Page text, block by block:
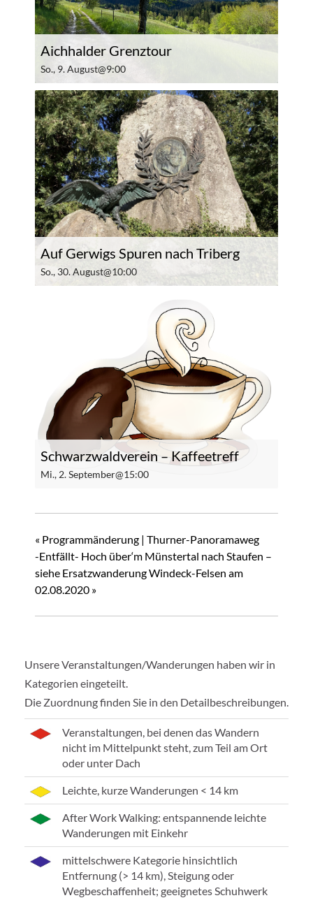
Aichhalder Grenztour
So., 9. August@9:00
Auf Gerwigs Spuren nach Triberg
So., 30. August@10:00
Schwarzwaldverein – Kaffeetreff
Mi., 2. September@15:00
« Programmänderung | Thurner-Panoramaweg
-Entfällt- Hoch über‘m Münstertal nach Staufen –
siehe Ersatzwanderung Windeck-Felsen am
02.08.2020 »
Unsere Veranstaltungen/Wanderungen haben wir in
Kategorien eingeteilt.
Die Zuordnung finden Sie in den Detailbeschreibungen.
Veranstaltungen, bei denen das Wandern
nicht im Mittelpunkt steht, zum Teil am Ort
oder unter Dach
Leichte, kurze Wanderungen < 14 km
After Work Walking: entspannende leichte
Wanderungen mit Einkehr
mittelschwere Kategorie hinsichtlich
Entfernung (> 14 km), Steigung oder
Wegbeschaffenheit; geeignetes Schuhwerk